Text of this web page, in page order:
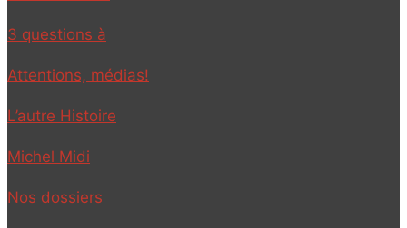
3 questions à
Attentions, médias!
L’autre Histoire
Michel Midi
Nos dossiers